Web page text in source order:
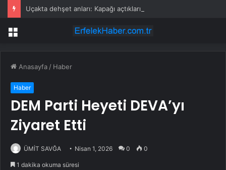
Menü
Anasayfa / Haber
Haber
DEM Parti Heyeti DEVA’yı
Ziyaret Etti
ÜMİT SAVĞA Nisan 1, 2026 0 0
1 dakika okuma süresi